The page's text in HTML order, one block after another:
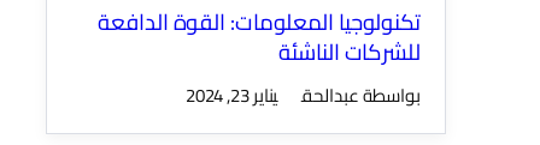
تكنولوجيا المعلومات: القوة الدافعة
للشركات الناشئة
بواسطة عبدالحق يناير 23, 2024